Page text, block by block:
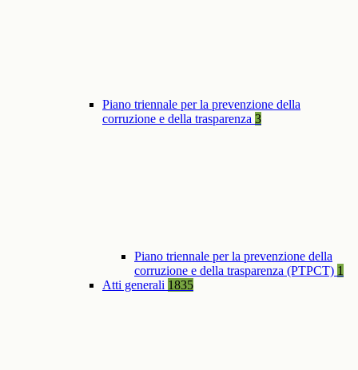
Piano triennale per la prevenzione della
corruzione e della trasparenza 3
Piano triennale per la prevenzione della
corruzione e della trasparenza (PTPCT) 1
Atti generali 1835